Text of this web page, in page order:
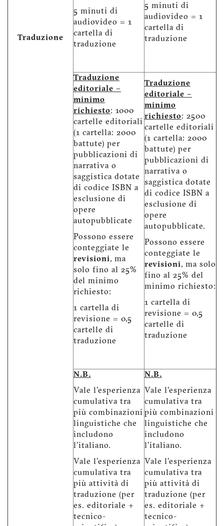
Traduzione
5 minuti di
audiovideo = 1
cartella di
traduzione
5 minuti di
audiovideo = 1
cartella di
traduzione
Traduzione
editoriale –
minimo
richiesto: 1000
cartelle editoriali
(1 cartella: 2000
battute) per
pubblicazioni di
narrativa o
saggistica dotate
di codice ISBN a
esclusione di
opere
autopubblicate
Possono essere
conteggiate le
revisioni, ma
solo fino al 25%
del minimo
richiesto:
1 cartella di
revisione = 0,5
cartelle di
traduzione
Traduzione
editoriale –
minimo
richiesto: 2500
cartelle editoriali
(1 cartella: 2000
battute) per
pubblicazioni di
narrativa o
saggistica dotate
di codice ISBN a
esclusione di
opere
autopubblicate.
Possono essere
conteggiate le
revisioni, ma solo
fino al 25% del
minimo richiesto:
1 cartella di
revisione = 0,5
cartelle di
traduzione
N.B.
Vale l'esperienza
cumulativa tra
più combinazioni
linguistiche che
includono
l'italiano.
Vale l'esperienza
cumulativa tra
più attività di
traduzione (per
es. editoriale +
tecnico-
N.B.
Vale l'esperienza
cumulativa tra
più combinazioni
linguistiche che
includono
l'italiano.
Vale l'esperienza
cumulativa tra
più attività di
traduzione (per
es. editoriale +
tecnico-